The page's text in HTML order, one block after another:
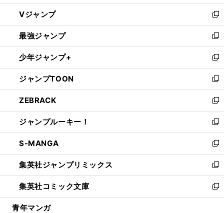
ウ
ィ
ン
ド
ウ
で
開
く
し
い
ウ
ィ
ン
ド
ウ
で
開
く
Vジャンプ
新
し
い
ウ
ィ
ン
ド
ウ
で
開
く
最強ジャンプ
新
し
い
ウ
ィ
ン
ド
ウ
で
開
く
少年ジャンプ+
新
し
い
ウ
ィ
ン
ド
ウ
で
開
く
ジャンプTOON
新
し
い
ウ
ィ
ン
ド
ウ
で
開
く
ZEBRACK
新
し
い
ウ
ィ
ン
ド
ウ
で
開
ジャンプルーキー！
新
し
い
ウ
ィ
ン
ド
ウ
S-MANGA
新
し
い
ウ
ィ
ン
集英社ジャンプリミックス
新
し
い
ウ
集英社コミック文庫
新
し
青年マンガ